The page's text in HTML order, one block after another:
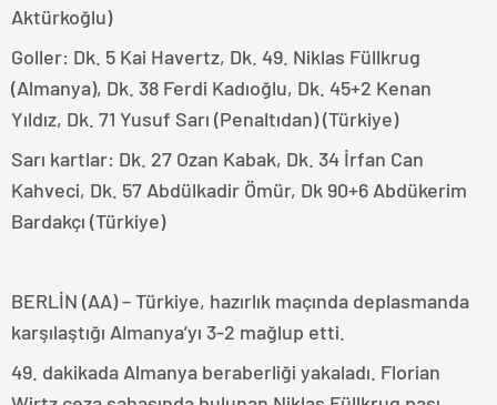
Aktürkoğlu)
Goller: Dk. 5 Kai Havertz, Dk. 49. Niklas Füllkrug
(Almanya), Dk. 38 Ferdi Kadıoğlu, Dk. 45+2 Kenan
Yıldız, Dk. 71 Yusuf Sarı (Penaltıdan) (Türkiye)
Sarı kartlar: Dk. 27 Ozan Kabak, Dk. 34 İrfan Can
Kahveci, Dk. 57 Abdülkadir Ömür, Dk 90+6 Abdükerim
Bardakçı (Türkiye)
BERLİN (AA) – Türkiye, hazırlık maçında deplasmanda
karşılaştığı Almanya’yı 3-2 mağlup etti.
49. dakikada Almanya beraberliği yakaladı. Florian